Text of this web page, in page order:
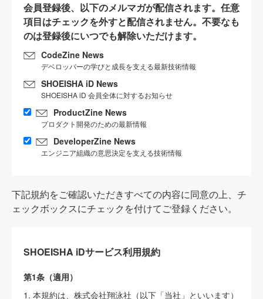
会員登録後、以下のメルマガが配信されます。任意
項目はチェックを外すと配信されません。不要なも
のは登録後にいつでも解除いただけます。
CodeZine News
デベロッパーの学びと成長を支える最新技術情報
SHOEISHA iD News
SHOEISHA iD 会員全体に対するお知らせ
ProductZine News
プロダクト開発のための最新情報
DeveloperZine News
エンジニア組織の意思決定を支える技術情報
下記規約をご確認いただきすべての内容に同意の上、チ
ェックボックスにチェックを付けてご登録ください。
SHOEISHA iDサービス利用規約
第1条（適用）
1. 本規約は、株式会社翔泳社（以下「当社」といいます）